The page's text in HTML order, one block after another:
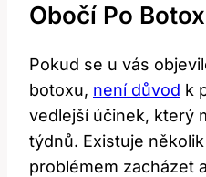
Obočí Po
Pokud se u vás
botoxu, není důvod k
vedlejší účinek, který
týdnů. Existuje
problémem zacházet